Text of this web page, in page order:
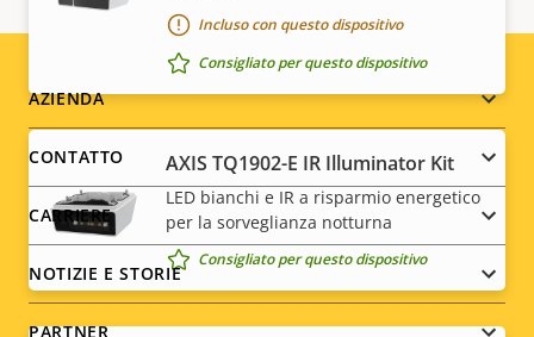
Incluso con questo dispositivo
Consigliato per questo dispositivo
AXIS TQ1902-E IR Illuminator Kit
LED bianchi e IR a risparmio energetico
per la sorveglianza notturna
Consigliato per questo dispositivo
Footer
menu
AZIENDA
CONTATTO
CARRIERE
NOTIZIE E STORIE
PARTNER